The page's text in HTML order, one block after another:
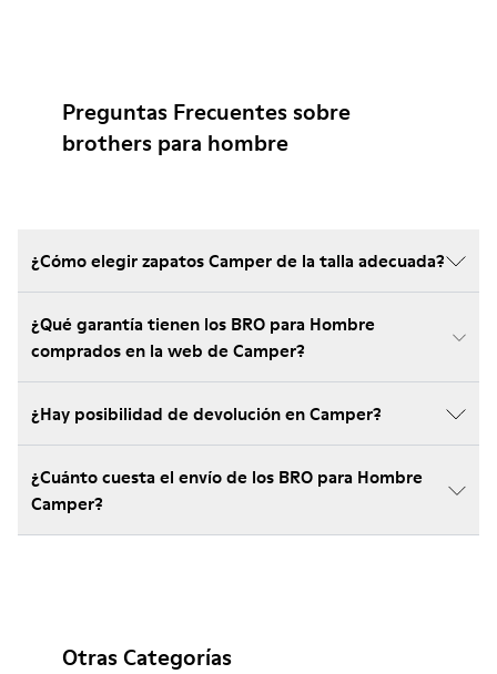
Preguntas Frecuentes sobre
brothers para hombre
¿Cómo elegir zapatos Camper de la talla adecuada?
¿Qué garantía tienen los BRO para Hombre
comprados en la web de Camper?
¿Hay posibilidad de devolución en Camper?
¿Cuánto cuesta el envío de los BRO para Hombre
Camper?
Otras Categorías